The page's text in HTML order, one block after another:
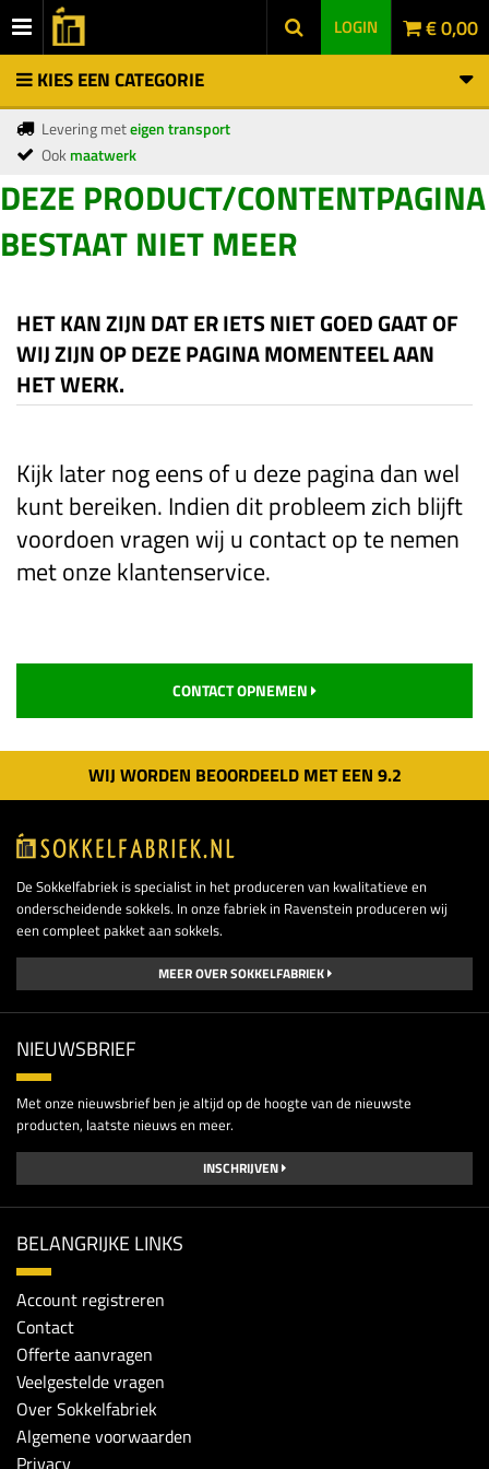
LOGIN € 0,00
KIES EEN CATEGORIE
Levering meteigen transport
Ookmaatwerk
DEZE PRODUCT/CONTENTPAGINA
BESTAAT NIET MEER
HET KAN ZIJN DAT ER IETS NIET GOED GAAT OF
WIJ ZIJN OP DEZE PAGINA MOMENTEEL AAN
HET WERK.
Kijk later nog eens of u deze pagina dan wel
kunt bereiken. Indien dit probleem zich blijft
voordoen vragen wij u contact op te nemen
met onze klantenservice.
CONTACT OPNEMEN
WIJ WORDEN BEOORDEELD MET EEN 9.2
De Sokkelfabriek is specialist in het produceren van kwalitatieve en
onderscheidende sokkels. In onze fabriek in Ravenstein produceren wij
een compleet pakket aan sokkels.
MEER OVER SOKKELFABRIEK
NIEUWSBRIEF
Met onze nieuwsbrief ben je altijd op de hoogte van de nieuwste
producten, laatste nieuws en meer.
INSCHRIJVEN
BELANGRIJKE LINKS
Account registreren
Contact
Offerte aanvragen
Veelgestelde vragen
Over Sokkelfabriek
Algemene voorwaarden
Privacy